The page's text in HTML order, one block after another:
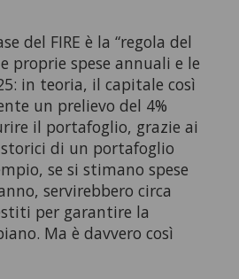
del FIRE è la “regola del
proprie spese annuali e le
in teoria, il capitale così
un prelievo del 4%
il portafoglio, grazie ai
di un portafoglio
se si stimano spese
servirebbero circa
per garantire la
Ma è davvero così